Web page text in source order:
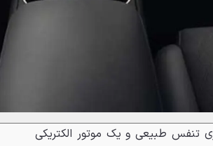
کاپتیوا از ترکیب یک پیشرانهٔ ۱.۵ لیتری تنفس طبیعی و یک موتور الکتریکی